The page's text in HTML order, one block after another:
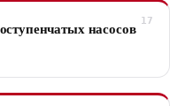
насосов